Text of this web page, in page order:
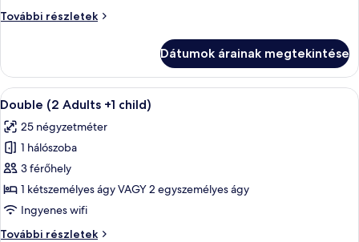
View
További részletek
Double
(2
Adults)
további
Dátumok árainak megtekintése
A
következő
szoba
összes
képének
megtekintése:
Double
Egy modern szállodai szoba,
5
Double (2 Adults +1 child)
25 négyzetméter
1 hálószoba
3 férőhely
1 kétszemélyes ágy VAGY 2 egyszemélyes ágy
Ingyenes wifi
További részletek
Double